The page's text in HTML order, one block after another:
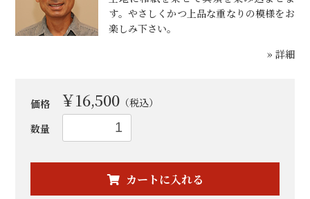
す。やさしくかつ上品な重なりの模様をお
楽しみ下さい。
» 詳細
価格 ￥16,500 （税込）
数量
カートに入れる